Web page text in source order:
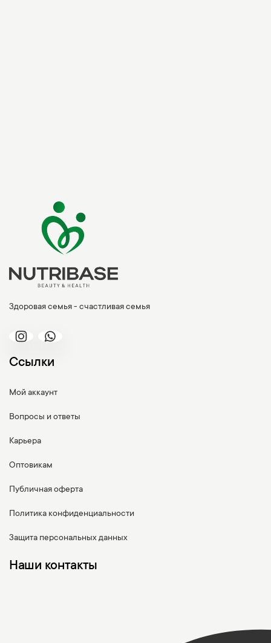
Здоровая семья - счастливая семья
Ссылки
Мой аккаунт
Вопросы и ответы
Карьера
Оптовикам
Публичная оферта
Политика конфиденциальности
Защита персональных данных
Наши контакты